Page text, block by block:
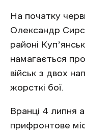
На початку
Олександр
районі
намагається
військ з двох
жорсткі бої.
Вранці 4 липня
прифронтове